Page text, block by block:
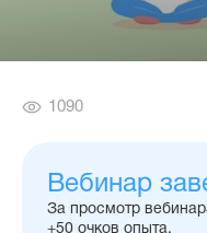
Количество
1090
Вебинар
За просмотр
+50 очков опыта.